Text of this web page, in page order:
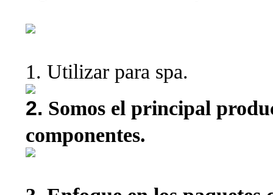
1. Utilizar para spa.
2. Somos el principal
componentes.